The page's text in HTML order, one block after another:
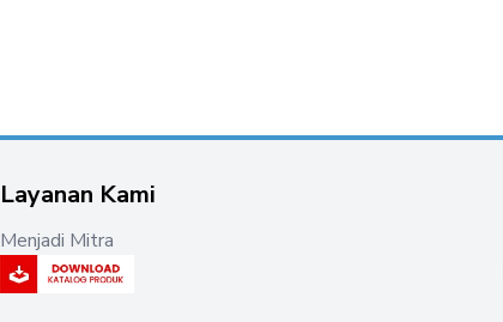
Layanan Kami
Menjadi Mitra